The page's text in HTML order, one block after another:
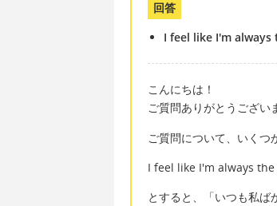
回答
I feel like I'm
こんにちは！
ご質問ありがとうござい
ご質問について、いくつ
I feel like I'm always
とすると、「いつも私ば